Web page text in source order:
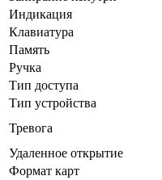
Индикация
Клавиатура
Память
Ручка
Тип доступа
Тип устройства
Тревога
Удаленное открытие
Формат карт